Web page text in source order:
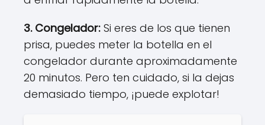
3. Congelador: Si eres de los que tienen
prisa, puedes meter la botella en el
congelador durante aproximadamente
20 minutos. Pero ten cuidado, si la dejas
demasiado tiempo, ¡puede explotar!